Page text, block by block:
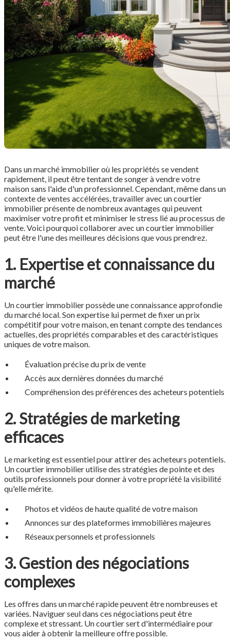
Dans un marché immobilier où les propriétés se vendent
rapidement, il peut être tentant de songer à vendre votre
maison sans l'aide d'un professionnel. Cependant, même dans un
contexte de ventes accélérées, travailler avec un courtier
immobilier présente de nombreux avantages qui peuvent
maximiser votre profit et minimiser le stress lié au processus de
vente. Voici pourquoi collaborer avec un courtier immobilier
peut être l'une des meilleures décisions que vous prendrez.
1. Expertise et connaissance du
marché
Un courtier immobilier possède une connaissance approfondie
du marché local. Son expertise lui permet de fixer un prix
compétitif pour votre maison, en tenant compte des tendances
actuelles, des propriétés comparables et des caractéristiques
uniques de votre maison.
Évaluation précise du prix de vente
Accès aux dernières données du marché
Compréhension des préférences des acheteurs potentiels
2. Stratégies de marketing
efficaces
Le marketing est essentiel pour attirer des acheteurs potentiels.
Un courtier immobilier utilise des stratégies de pointe et des
outils professionnels pour donner à votre propriété la visibilité
qu'elle mérite.
Photos et vidéos de haute qualité de votre maison
Annonces sur des plateformes immobilières majeures
Réseaux personnels et professionnels
3. Gestion des négociations
complexes
Les offres dans un marché rapide peuvent être nombreuses et
variées. Naviguer seul dans ces négociations peut être
complexe et stressant. Un courtier sert d'intermédiaire pour
vous aider à obtenir la meilleure offre possible.